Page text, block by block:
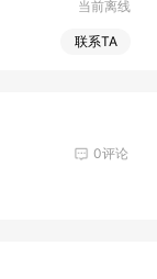
当前离线
联系TA
0评论